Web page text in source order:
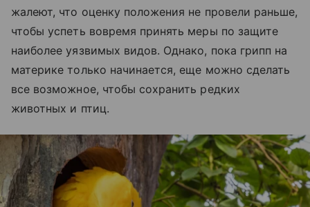
жалеют, что оценку положения не провели раньше,
чтобы успеть вовремя принять меры по защите
наиболее уязвимых видов. Однако, пока грипп на
материке только начинается, еще можно сделать
все возможное, чтобы сохранить редких
животных и птиц.